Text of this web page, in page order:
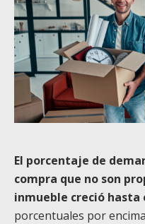
El porcentaje de
compra que no son
inmueble creció hasta
porcentuales por